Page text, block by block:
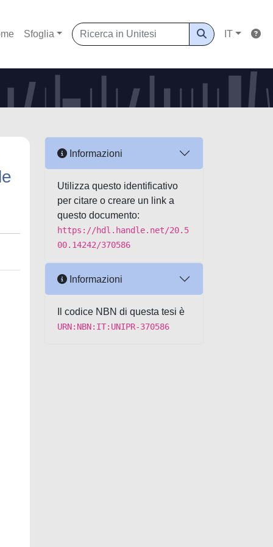
Sfoglia IT
Informazioni
Utilizza questo identificativo
per citare o creare un link a
questo documento:
https://hdl.handle.net/20.5
00.14242/370586
Informazioni
Il codice NBN di questa tesi è
URN:NBN:IT:UNIPR-370586